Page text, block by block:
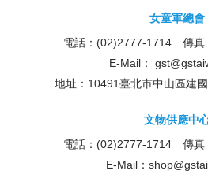
女童軍總會
電話：(02)2777-1714 傳真
E-Mail：
地址：10491臺北市中山區建
文物供應中
電話：(02)2777-1714 傳真
E-Mail：